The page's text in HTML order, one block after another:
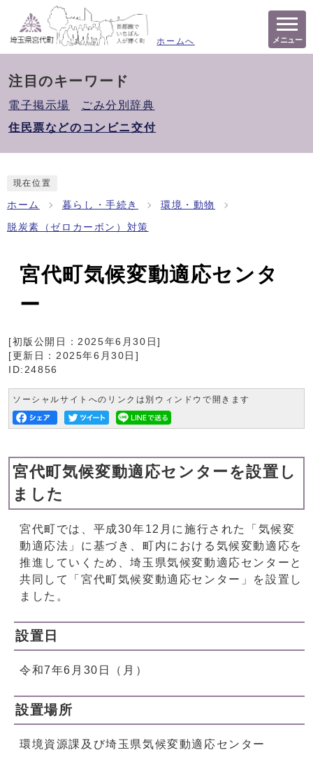
ホームへ メニュー
注目のキーワード
電子掲示場
ごみ分別辞典
住民票などのコンビニ交付
現在位置
ホーム 暮らし・手続き 環境・動物
脱炭素（ゼロカーボン）対策
宮代町気候変動適応センタ
ー
[初版公開日：2025年6月30日]
[更新日： 2025年6月30日 ]
ID:24856
ソーシャルサイトへのリンクは別ウィンドウで開きます
宮代町気候変動適応センターを設置し
ました
宮代町では、平成30年12月に施行された「気候変
動適応法」に基づき、町内における気候変動適応を
推進していくため、埼玉県気候変動適応センターと
共同して「宮代町気候変動適応センター」を設置し
ました。
設置日
令和7年6月30日（月）
設置場所
環境資源課及び埼玉県気候変動適応センター